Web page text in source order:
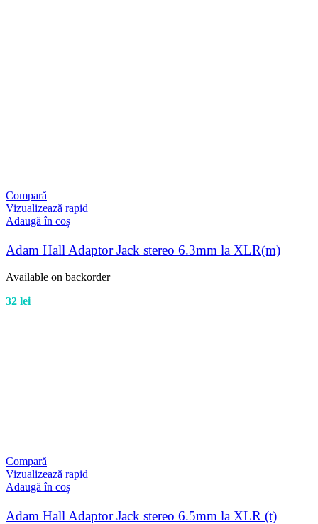
Compară
Vizualizează rapid
Adaugă în coș
Adam Hall Adaptor Jack stereo 6.3mm la XLR(m)
Available on backorder
32 lei
Compară
Vizualizează rapid
Adaugă în coș
Adam Hall Adaptor Jack stereo 6.5mm la XLR (t)